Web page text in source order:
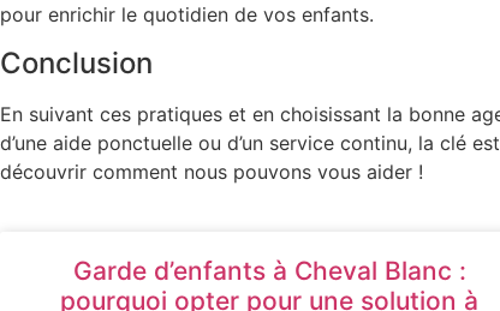
pour enrichir le quotidien de vos enfants.
Conclusion
En suivant ces pratiques et en choisissant la bonne
d’une aide ponctuelle ou d’un service continu, la clé
découvrir comment nous pouvons vous aider !
Garde d’enfants à Cheval Blanc :
pourquoi opter pour une solution à